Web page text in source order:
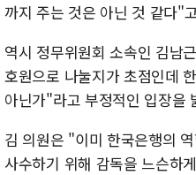
까지 주는 것은 아닌 것 같다"
역시 정무위원회 소속인 김남
호원으로 나눌지가 초점인데
아닌가"라고 부정적인 입장을
김 의원은 "이미 한국은행의
사수하기 위해 감독을 느슨하